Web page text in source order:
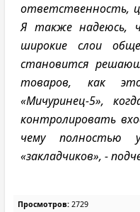
ответственность,
Я также надеюсь,
широкие слои
становится
товаров, как
«Мичуринец-5»,
контролировать
чему полностью
«закладчиков», -
Просмотров: 2729